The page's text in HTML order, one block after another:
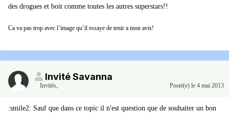
des drogues et boit comme toutes les autres superstars!!
Ca va pas trop avec l’image qu’il essaye de tenir a mon avis!
Invité Savanna
Invités, Posté(e) le 4 mai 2013
:smile2: Sauf que dans ce topic il n'est question que de souhaiter un bon